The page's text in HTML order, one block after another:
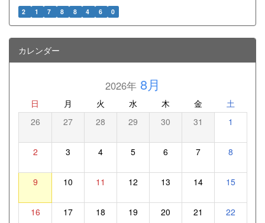
2 1 7 8 8 4 6 0
カレンダー
2026年8月
日 月 火 水 木 金 土
26 27 28 29 30 31 1
2 3 4 5 6 7 8
9 10 11 12 13 14 15
16 17 18 19 20 21 22